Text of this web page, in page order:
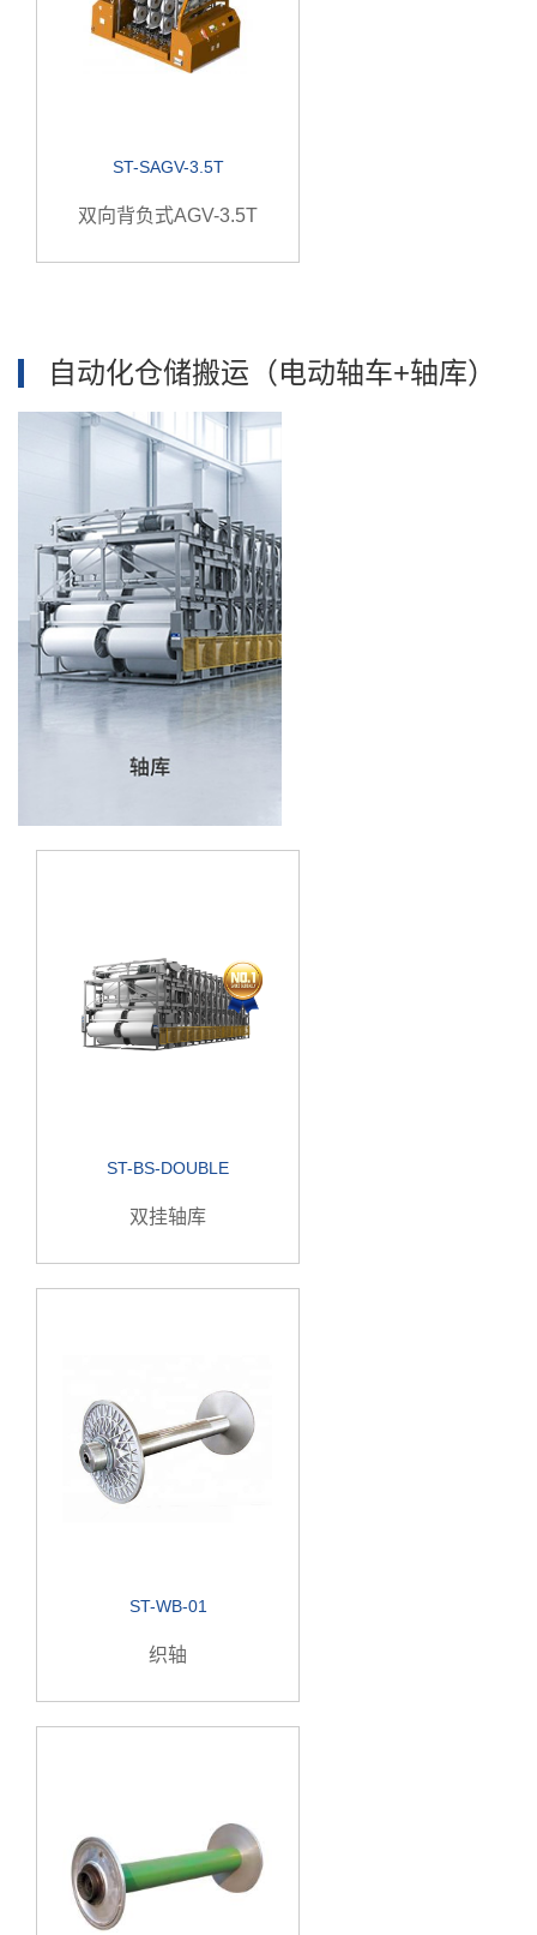
ST-SAGV-3.5T
双向背负式AGV-3.5T
自动化仓储搬运（电动轴车+轴库）
ST-BS-DOUBLE
双挂轴库
ST-WB-01
织轴